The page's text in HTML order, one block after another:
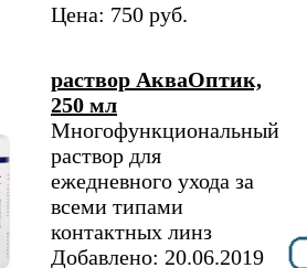
Цена: 750 руб.
раствор АкваОптик,
250 мл
Многофункциональный
раствор для
ежедневного ухода за
всеми типами
контактных линз
Добавлено: 20.06.2019